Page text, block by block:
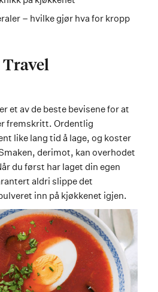
– hvilke gjør hva for kropp
et av de beste bevisene for at
fremskritt. Ordentlig
like lang tid å lage, og koster
derimot, kan overhodet
du først har laget din egen
aldri slippe det
inn på kjøkkenet igjen.